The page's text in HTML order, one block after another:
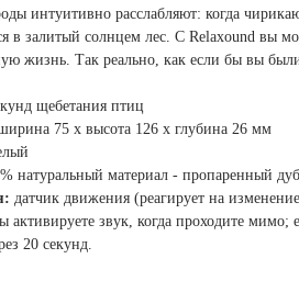
интуитивно расслабляют: когда
в залитый солнцем лес. С Relaxound вы
жизнь. Так реально, как если бы вы
щебетания птиц
75 х высота 126 х глубина 26 мм
натуральный материал - пропаренный дуб
датчик движения (реагирует на
активируете звук, когда проходите
20 секунд.